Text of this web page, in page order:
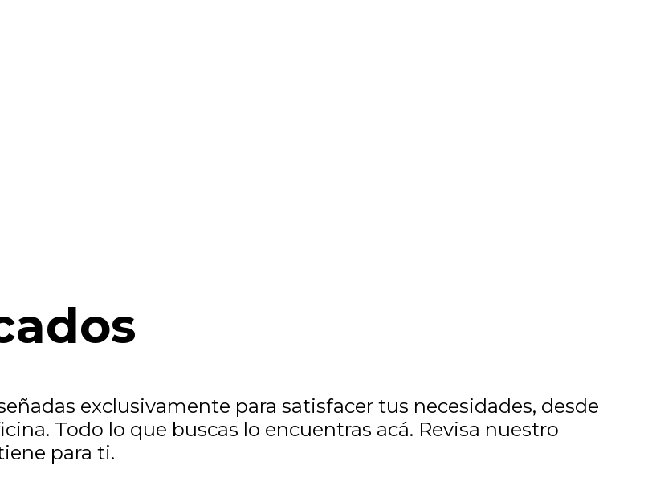
exclusivamente para satisfacer tus necesidades, desde
Todo lo que buscas lo encuentras acá. Revisa nuestro
para ti.